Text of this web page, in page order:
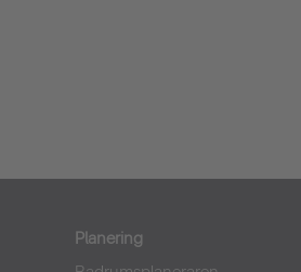
Planering